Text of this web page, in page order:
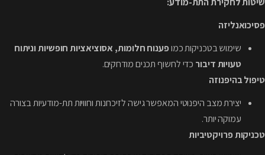
פסיכואנליזה
שימוש בטכניקות כמופענוח חלומות, אסוציאציות חופשיות וניתוח
טעויות דיבור כדי לחשוף תכנים מודחקים.
טיפול בהיפנוזה
יצירת מצב היפנוטי המאפשר גישה לזיכרונות וחוויות תת-מודעיות בצורה
עמוקה יותר.
טכניקות פרויקטיביות